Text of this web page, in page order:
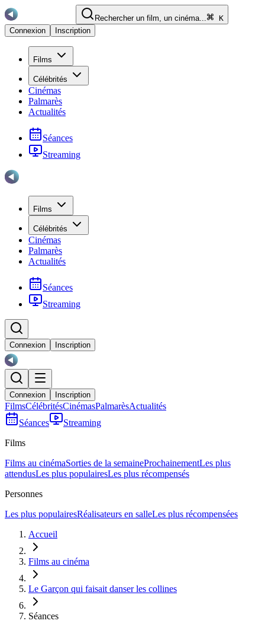
Rechercher un film, un cinéma...
K
Connexion
Inscription
Films
Célébrités
Cinémas
Palmarès
Actualités
Séances
Streaming
Films
Célébrités
Cinémas
Palmarès
Actualités
Séances
Streaming
Connexion Inscription
Connexion Inscription
FilmsCélébritésCinémasPalmarèsActualités
Séances
Streaming
Films
Films au cinémaSorties de la semaineProchainementLes plus
attendusLes plus populairesLes plus récompensés
Personnes
Les plus populairesRéalisateurs en salleLes plus récompensées
Accueil
Films au cinéma
Le Garçon qui faisait danser les collines
Séances